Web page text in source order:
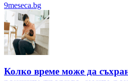
9meseca.bg
Колко време може да